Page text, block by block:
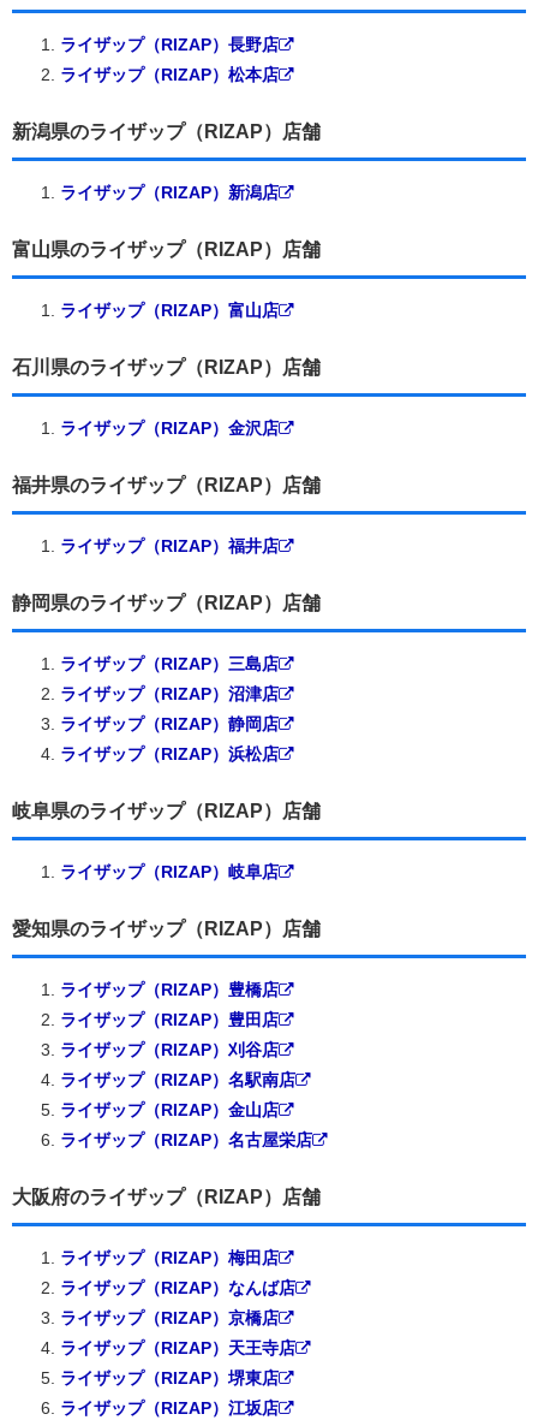
ライザップ（RIZAP）長野店
ライザップ（RIZAP）松本店
新潟県のライザップ（RIZAP）店舗
ライザップ（RIZAP）新潟店
富山県のライザップ（RIZAP）店舗
ライザップ（RIZAP）富山店
石川県のライザップ（RIZAP）店舗
ライザップ（RIZAP）金沢店
福井県のライザップ（RIZAP）店舗
ライザップ（RIZAP）福井店
静岡県のライザップ（RIZAP）店舗
ライザップ（RIZAP）三島店
ライザップ（RIZAP）沼津店
ライザップ（RIZAP）静岡店
ライザップ（RIZAP）浜松店
岐阜県のライザップ（RIZAP）店舗
ライザップ（RIZAP）岐阜店
愛知県のライザップ（RIZAP）店舗
ライザップ（RIZAP）豊橋店
ライザップ（RIZAP）豊田店
ライザップ（RIZAP）刈谷店
ライザップ（RIZAP）名駅南店
ライザップ（RIZAP）金山店
ライザップ（RIZAP）名古屋栄店
大阪府のライザップ（RIZAP）店舗
ライザップ（RIZAP）梅田店
ライザップ（RIZAP）なんば店
ライザップ（RIZAP）京橋店
ライザップ（RIZAP）天王寺店
ライザップ（RIZAP）堺東店
ライザップ（RIZAP）江坂店